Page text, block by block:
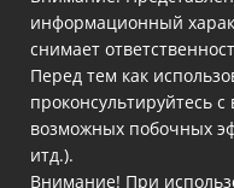
информационный
снимает
Перед тем как
проконсультируйтесь
возможных побочных
итд.).
Внимание! При